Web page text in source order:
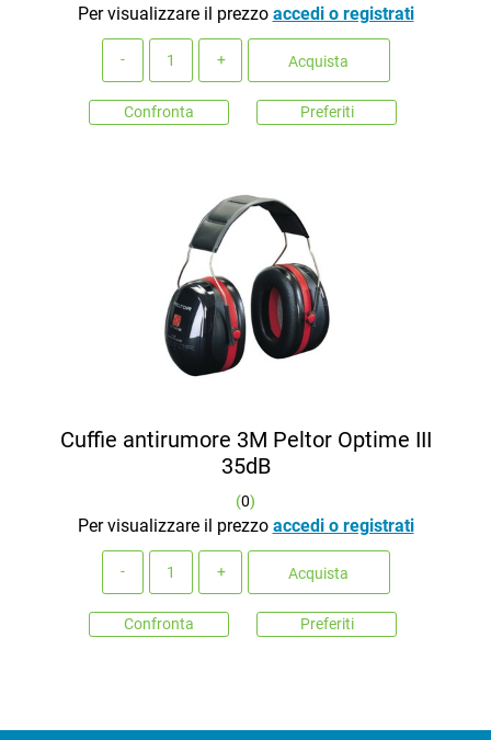
Per visualizzare il prezzo accedi o registrati
Acquista
Confronta Preferiti
Cuffie antirumore 3M Peltor Optime III
35dB
(0)
Per visualizzare il prezzo accedi o registrati
Acquista
Confronta Preferiti